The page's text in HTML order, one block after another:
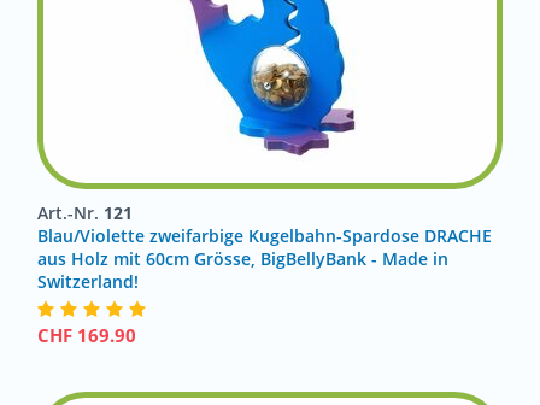
Art.-Nr. 121
Blau/Violette zweifarbige Kugelbahn-Spardose DRACHE
aus Holz mit 60cm Grösse, BigBellyBank - Made in
Switzerland!
CHF 169.90